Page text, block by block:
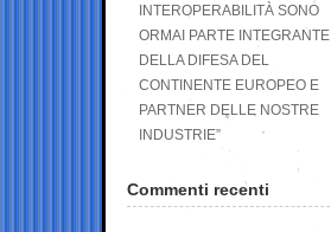
INTEROPERABILITÀ SONO
ORMAI PARTE INTEGRANTE
DELLA DIFESA DEL
CONTINENTE EUROPEO E
PARTNER DELLE NOSTRE
INDUSTRIE”
Commenti recenti